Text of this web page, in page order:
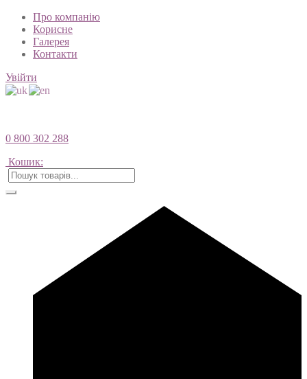
Про компанію
Корисне
Галерея
Контакти
Увійти
0 800 302 288
Кошик: